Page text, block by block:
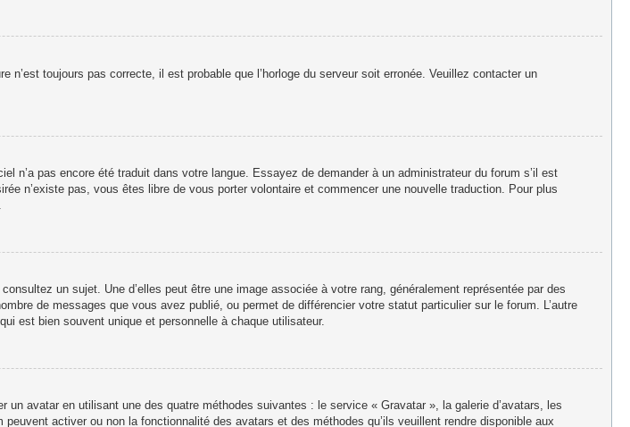
n’est toujours pas correcte, il est probable que l’horloge du serveur soit erronée. Veuillez contacter un
n’a pas encore été traduit dans votre langue. Essayez de demander à un administrateur du forum s’il est
n’existe pas, vous êtes libre de vous porter volontaire et commencer une nouvelle traduction. Pour plus
un sujet. Une d’elles peut être une image associée à votre rang, généralement représentée par des
de messages que vous avez publié, ou permet de différencier votre statut particulier sur le forum. L’autre
est bien souvent unique et personnelle à chaque utilisateur.
un avatar en utilisant une des quatre méthodes suivantes : le service « Gravatar », la galerie d’avatars, les
activer ou non la fonctionnalité des avatars et des méthodes qu’ils veuillent rendre disponible aux